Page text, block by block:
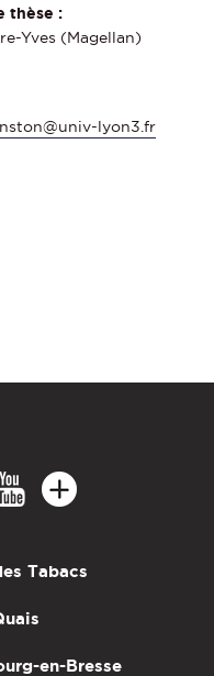
thèse :
Yves (Magellan)
lyon3.fr
Tabacs
en-Bresse